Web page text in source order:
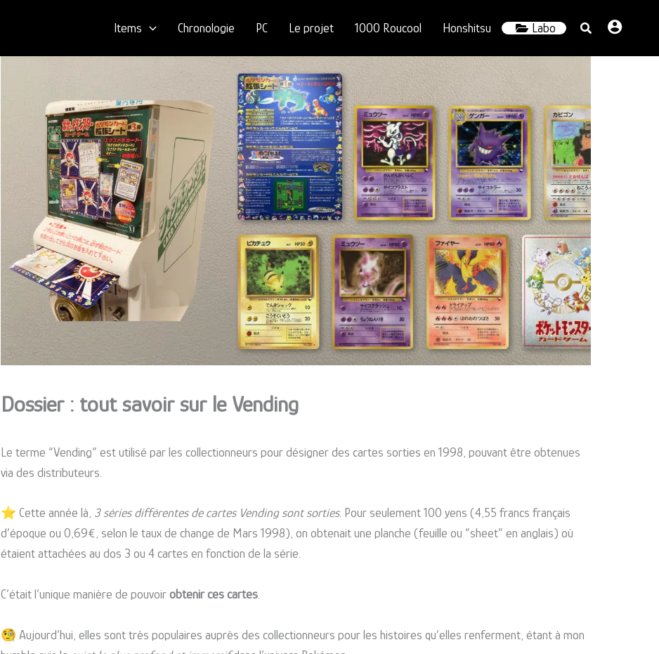
Items Chronologie PC Le projet 1000 Roucool Honshitsu Labo
Dossier : tout savoir sur le Vending
Le terme “Vending” est utilisé par les collectionneurs pour désigner des cartes sorties en 1998, pouvant être obtenues
via des distributeurs.
⭐️ Cette année là, 3 séries différentes de cartes Vending sont sorties. Pour seulement 100 yens (4,55 francs français
d’époque ou 0,69€, selon le taux de change de Mars 1998), on obtenait une planche (feuille ou “sheet” en anglais) où
étaient attachées au dos 3 ou 4 cartes en fonction de la série.
C’était l’unique manière de pouvoir obtenir ces cartes.
🧐 Aujourd’hui, elles sont très populaires auprès des collectionneurs pour les histoires qu’elles renferment, étant à mon